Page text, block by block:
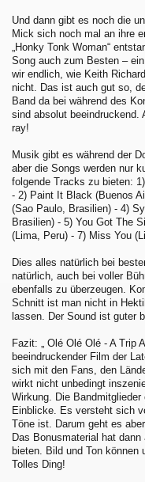
Und dann gibt es noch die
Mick sich noch mal an ihre
„Honky Tonk Woman“
Song auch zum Besten –
wir endlich, wie Keith
nicht. Das ist auch gut so,
Band da bei während des
sind absolut beeindruckend.
ray!
Musik gibt es während der
aber die Songs werden nur
folgende Tracks zu bieten:
- 2) Paint It Black (Buenos
(Sao Paulo, Brasilien) - 4)
Brasilien) - 5) You Got The
(Lima, Peru) - 7) Miss You
Dies alles natürlich bei
natürlich, auch bei voller
ebenfalls zu überzeugen.
Schnitt ist man nicht in
lassen. Der Sound ist guter
Fazit: „ Olé Olé Olé - A Trip
beeindruckender Film der
sich mit den Fans, den
wirkt nicht unbedingt
Wirkung. Die
Einblicke. Es versteht sich
Töne ist. Darum geht es
Das Bonusmaterial hat
bieten. Bild und Ton können
Tolles Ding!